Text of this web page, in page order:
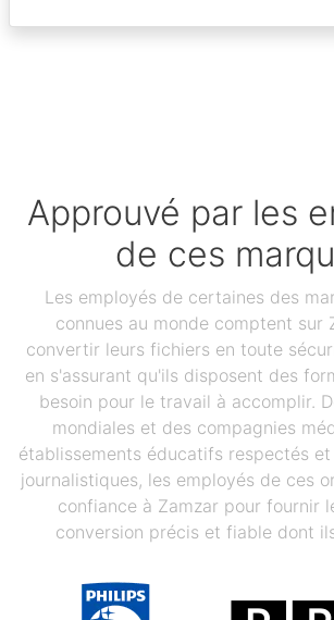
Approuvé par les
de ces
Les employés de certaines des
connues au monde comptent sur
convertir leurs fichiers en toute
en s'assurant qu'ils disposent des
besoin pour le travail à accomplir.
mondiales et des compagnies
établissements éducatifs respectés
journalistiques, les employés de ces
confiance à Zamzar pour fournir
conversion précis et fiable dont